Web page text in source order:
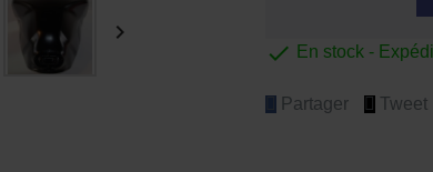

 En stock -
Partager Tweet